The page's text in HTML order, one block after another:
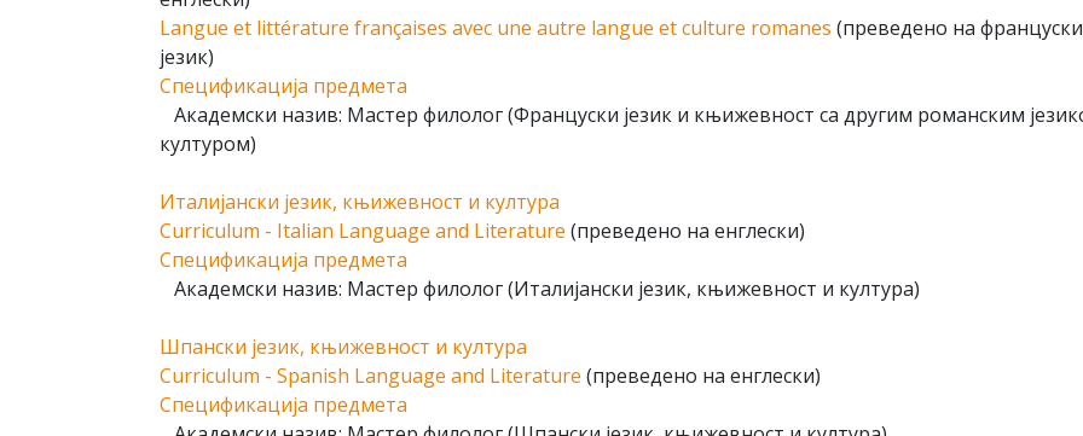
Langue et littérature françaises avec une autre langue et culture romanes (преведено на француски
језик)
Спецификација предмета
Академски назив: Мастер филолог (Француски језик и књижевност са другим романским
културом)
Италијански језик, књижевност и култура
Curriculum - Italian Language and Literature (преведено на енглески)
Спецификација предмета
Академски назив: Мастер филолог (Италијански језик, књижевност и култура)
Шпански језик, књижевност и култура
Curriculum - Spanish Language and Literature (преведено на енглески)
Спецификација предмета